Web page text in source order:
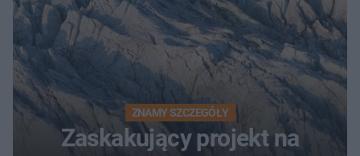
ZNAMY SZCZEGÓŁY
Zaskakujący projekt na